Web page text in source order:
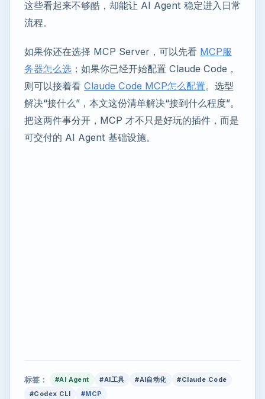
这些看起来不够酷，却能让 AI Agent 稳定进入日常
流程。
如果你还在选择 MCP Server，可以先看 MCP服
务器怎么选 ；如果你已经开始配置 Claude Code，
则可以接着看 Claude Code MCP怎么配置。选型
解决“接什么”，本文这份清单解决“接到什么程度”。
把这两件事分开，MCP 才不只是好玩的插件，而是
可交付的 AI Agent 基础设施。
标签： #AI Agent #AI工具 #AI自动化
#Claude Code
#Codex CLI
#MCP